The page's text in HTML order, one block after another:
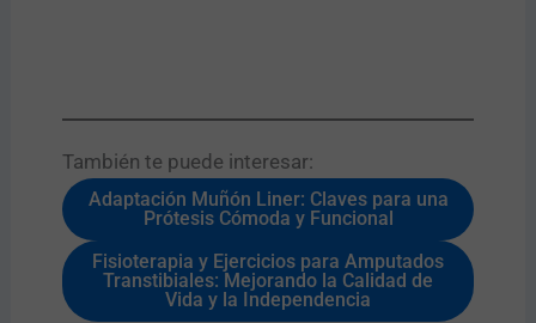
También te puede interesar:​
Adaptación Muñón Liner: Claves para una
Prótesis Cómoda y Funcional
Fisioterapia y Ejercicios para Amputados
Transtibiales: Mejorando la Calidad de
Vida y la Independencia